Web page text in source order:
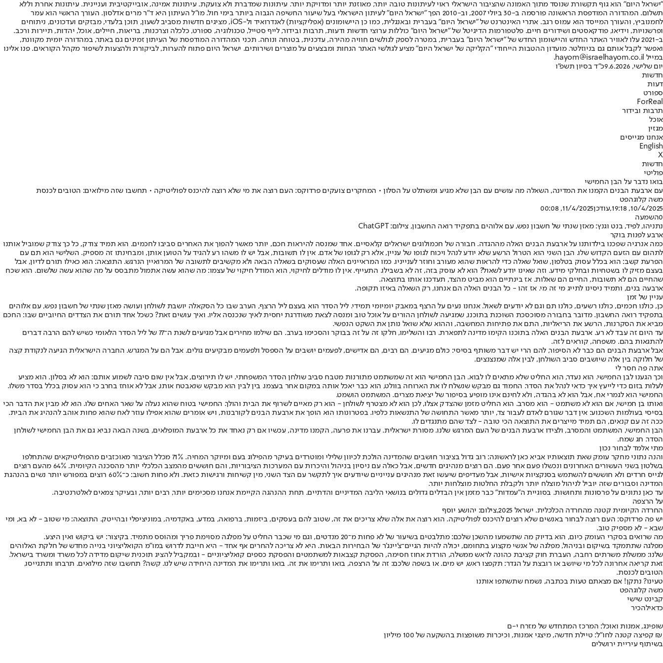
"ישראל היום" הוא גוף תקשורת שנוסד מתוך האמונה שהציבור הישראלי ראוי לעיתונות טובה יותר, מאוזנת יותר ומדויקת יותר. עיתונות שמדברת ולא צועקת. עיתונות אמינה, אובייקטיבית ועניינית. עיתונות אחרת וללא
תשלום. המהדורה המודפסת הראשונה פורסמה ב-30 ביולי 2007, וב-2010 הפך "ישראל היום" לעיתון הישראלי בעל שיעור החשיפה הגבוה ביותר בימי חול. מו"ל העיתון היא ד"ר מרים אדלסון. העורך הראשי הוא עמר
לחמנוביץ, והעורך המייסד הוא עמוס רגב. אתרי האינטרנט של "ישראל היום" בעברית ובאנגלית, כמו כן היישומונים (אפליקציות) לאנדרואיד ול-iOS, מציגים חדשות מסביב לשעון, תוכן בלעדי, מבזקים ועדכונים, ניתוחים
ופרשנויות, וידיאו, פודקאסטים ושידורים חיים. פלטפורמות הדיגיטל של "ישראל היום" כוללות ערוצי חדשות ודעות, תרבות ובידור, לייף סטייל, טכנולוגיה, ספורט, כלכלה וצרכנות, בריאות, חיילים, אוכל, יהדות, תיירות ורכב.
ב-2021 עלו לאוויר האתר החדש והיישומון החדש של "ישראל היום" בעברית, במטרה לספק לגולשים חוויה מהירה, עדכנית, בטוחה ונוחה. תכני המהדורה המודפסת של העיתון זמינים גם באתר, במהדורה יומית מקוונת,
ואפשר לקבל אותם גם בניוזלטר. מועדון ההטבות הייחודי "הקליקה של ישראל היום" מציע לגולשי האתר הנחות ומבצעים על מוצרים ושירותים. ישראל היום פתוח להערות, לביקורת ולהצעות לשיפור מקהל הקוראים. פנו אלינו
במייל hayom@israelhayom.co.il.
יום שלישי, 9.6.2026
כ"ד בסיון תשפ"ו
חדשות
דעות
ספורט
ForReal
תרבות ובידור
אוכל
מגזין
אנחנו מגייסים
English
X
חדשות
פוליטי
בואו נדבר על הבן החמישי
עם ארבעת הבנים הקמנו את המדינה, השאלה מה עושים עם הבן שלא מגיע ומשתלט על הסלון • המחקרים צועקים פרדוקס: העם רוצה את מי שלא רוצה להיכנס לפוליטיקה • תחשבו שזה מילואים: הטובים לכנסת
משה קלוגהפט
10/4/2025, 19:18
,עודכן11/4/2025, 00:08
0השמעה
נתניהו, לפיד, בנט וגנץ: מאזן שנתי של חשבון נפש, עם אלוהים בתפקיד רואה החשבון, צילום: ChatGPT
ארבע לפנות בוקר
כמה אנרגיה שפכנו בילדותנו על ארבעת הבנים האלה מההגדה. חבורה של חכמולוגים ישראלים קלאסיים. אחד שמנסה להיראות חכם, יותר מאשר להפוך את האחרים סביבו לחכמים. הוא תמיד צודק, כל כך צודק שמוביל אותנו
לתהום עם הזעם הקדוש שלו. הבן השני הוא הטרול הרשע שלא יודע לנהל ויכוח לגופו של עניין, אלא רק לגופו של אדם. אין לו תשובות, אבל יש לו משהו רע להגיד על הטוען אותן, ומבחינתו זה מספיק. השלישי הוא תם עם
הפרעת קשב: הוא בכלל עסוק בטלפון, שואל שאלה כדי להראות שהוא מעורב וחוזר לענייניו. כמו המראיינים האלה שעסוקים בשאלה הבאה ולא מקשיבים לתשובה של המרואיין הנרגש. התוצאה: הוא כאילו תורם לדיון, אבל
בעצם מזיק לו בשטחיות ובחלקי מידע. וזה שאינו יודע לשאול? הוא לא עוסק בזה, זה לא בשבילו. התעייף. אין לו מודלים לחיקוי, הוא המודל חיקוי של עצמו: מה שהוא עשה אתמול מתבסס על מה שהוא עשה שלשום. הוא שכח
שהחיים הם לא תשובות, החיים הם שאלות. אז בינתיים הוא מביט מהצד, תעדכנו אותו בתוצאה.
ארבעה בנים, ותמיד ניסינו לתייג מי זה מי. אז זהו - כל הבנים האלה הם אנחנו, רק השאלה באיזו תקופה.
עניין של זמן
כן, כולנו חכמים, כולנו רשעים, כולנו תם וגם לא יודעים לשאול. אנחנו נעים על הרצף במאבק יומיומי תמידי. ליל הסדר הוא בעצם ליל הרצף, הערב שבו כל הסקאלה יושבת לשולחן ועושה מאזן שנתי של חשבון נפש, עם אלוהים
בתפקיד רואה החשבון. מדובר בחבורה מסוכסכת השוכנת בתוכנו, שמגיעה לשולחן ההורים על אוכל טוב ומנסה לצאת משודרגת יחסית לאיך שנכנסה אליו. ואיך עושים זאת? כשכל אחד תורם את הצדדים החיוביים שבו: החכם
מביא את הסקרנות, הרשע את הריאליות, התם את פתיחות המחשבה, וההוא שלא שואל נותן את השקט הנפשי.
עד היום זה עבד לא רע. ארבעת הבנים האלה בתוכנו הקימו מדינה לתפארת. רבו והשלימו, חלקו זה על זה בבוקר והסכימו בערב. הם שילמו מחירים אבל מגיעים לשנת ה־77 של ליל הסדר הלאומי כשיש להם הרבה דברים
להתגאות בהם. משפחה, קוראים לזה.
אבל ארבעת הבנים הם כבר לא הסיפור, להם הרי יש דבר משותף בסיסי: כולם מגיעים. הם רבים, הם אדישים, לפעמים יושבים על הספסל ולפעמים מבקיעים גולים. אבל הם על המגרש. החברה הישראלית הגיעה לנקודת קצה
של חלוקה בין אלה שיושבים סביב השולחן, לבין אלה שמנצנצים.
אתה פה חסר לי
וכך הגענו לבן החמישי. הוא נעדר, הוא החליט שלא מתאים לו לבוא. הבן החמישי הוא זה שמשתמט מתורנות מטבח סביב שולחן הסדר המשפחתי. יש לו תירוצים, אבל אין שום סיבה לשמוע אותם: הוא לא בסלון. הוא מציע
לעלות בזום כדי לייעץ איך כדאי לנהל את הסדר. החמוד גם מבקש שנשלח לו את הארוחה בוולט, הוא כבר יאכל אותה במקום אחר בעצמו. בין לבין הוא מבקש שנאבטח אותו, אבל לא אוחז בחרב כי הוא עסוק בכלל בסדר משלו.
החמישי הוא לגמרי אח, אבל הוא לא בהגדה, ולא לחינם אינו מופיע בסיפור של יציאת מצרים. המשתמט הושמט.
ואותו בן חמישי, אם הוא לא משתמט - הוא מסרב. הוא החליט מזמן שהצדק אצלו, לכן הוא לא מצטרף לשולחן - הוא רק מאיים לשרוף את הבית והולך. החמישי בטוח שהוא נעלה על שאר האחים שלו. הוא לא מבין את הדבר הכי
בסיסי בעולמות השכנוע: אין דבר שגורם לאדם לעבור צד, יותר מאשר התחושה של התנשאות כלפיו. בפטרונותו הוא הופך את ארבעת הבנים לקורבנות, ויש אומרים שהוא אפילו עוזר לאח שהוא פחות אוהב להנהיג את הבית.
ככה זה עם קנאים, הם תמיד מייצרים את התוצאה הכי טובה - לצד שהם מתנגדים לו.
הבן החמישי, המשתמט והמסרב, ולצידו ארבעת הבנים של העם המרגש שלנו. מסורת ישראלית. עברנו את פרעה, הקמנו מדינה, עכשיו אם רק נאחד את כל ארבעת המופלאים, בשנה הבאה נביא גם את הבן החמישי לשולחן
הסדר. חג שמח.
מתי אלמד לבחור נכון
והנה נתוני מחקר עומק שאת תוצאותיו אביא כאן לראשונה: רוב גדול בציבור חושבים שהמדינה הולכת לכיוון שלילי ומוטרדים בעיקר מהפילוג בעם ומיוקר המחיה. 71% מכלל הציבור מאוכזבים מהפוליטיקאים שהתחלפו
בשלטון בשני העשורים האחרונים ונכשלו פעם אחר פעם. הם רוצים מנהיגים חדשים, אבל כאלה עם ניסיון בניהול והיכרות עם המערכות הציבוריות, והם חוששים מהמצב הכלכלי יותר מהסכנה הקיומית. 64% מהעם רוצים
לגייס חרדים ולא חוששים להשתמש בסנקציות אישיות, אבל מעדיפים שיעשו זאת מנהיגים ענייניים שיודעים איך לתקשר עם הצד השני, מין קשיחות ורגישות כזאת. ולא פחות חשוב: כ־60% רוצים במפורש יותר נשים בהנהגת
המדינה וסבורים שזה יוביל לניהול מוצלח יותר ולקבלת החלטות מוצלחות יותר.
עד כאן נתונים על פרסונות ותחושות. בסוגיית ה"עמדות" כבר מזמן אין הבדלים גדולים בנושאי הליבה המדיניים והדתיים. תחת ההנהגה הקיימת אנחנו מסכימים יותר, רבים יותר, ובעיקר צמאים לאלטרנטיבה.
על הרצפה
החרדה הקיומית קטנה מהחרדה הכלכלית. ישראל 2025,צילום: יהושע יוסף
יש פה פרדוקס: העם רוצה לבחור באנשים שלא רוצים להיכנס לפוליטיקה. הוא רוצה את אלה שלא צריכים את זה, שטוב להם בעסקים, ביזמות, ברפואה, במדע, באקדמיה, במוניציפלי ובהייטק. התוצאה: מי שטוב - לא בא, ומי
שבא - לא מספיק טוב.
מה שרואים בסקרי העומק כיום, הוא בדיוק מה שתשמעו מהשכן שלכם: מתלבטים בשיעור של לא פחות מ־20 מנדטים, וגם מי שכבר החליט על מפלגה מסוימת פריך ומהוסס מתמיד. בקיצור: יש ביקוש ואין היצע.
מפלגה שתתמקד בשיקום ובניהול, מפלגה של אנשי מקצוע בתחומם, יכולה להיות הגיים־צ'יינג'ר של הבחירות הבאות. היא לא צריכה להחרים אף אחד - היא חייבת לדרוש במו"מ הקואליציוני בנייה מחדש של חלקת האלוהים
שלנו: ממשלת משרתים רחבה, העברת חוק קציבת כהונה לראש ממשלה, הורדת אחוז חסימה, הפסקת קצבאות למשתמטים והפסקת כספים קואליציוניים - ובמקביל להציג תוכנית שיקום מדידה לכל משרד ומשרד בישראל.
זאת קריאה אחרונה לכל מי שיושב או רובצת על הגדר: תקפצו ראש, יש מים. או בשפה שלכם: זה על הרצפה, בואו ותרימו את זה. בואו ותרימו את המדינה היחידה שיש לנו. קשה? תחשבו שזה מילואים. תרבחו ותתגייסו,
הטובים לכנסת.
טעינו? נתקן! אם מצאתם טעות בכתבה, נשמח שתשתפו אותנו
משה קלוגהפט
קבינט שישי
כדאילהכיר
שופינג, אמנות ואוכל: המרכז המתחדש של מזרח י-ם
קפיצה קטנה לחו"ל: טיילת חדשה, מיצגי אמנות, וכיכרות משופצות בהשקעה של 100 מיליון ₪
בשיתוף עיריית ירושלים